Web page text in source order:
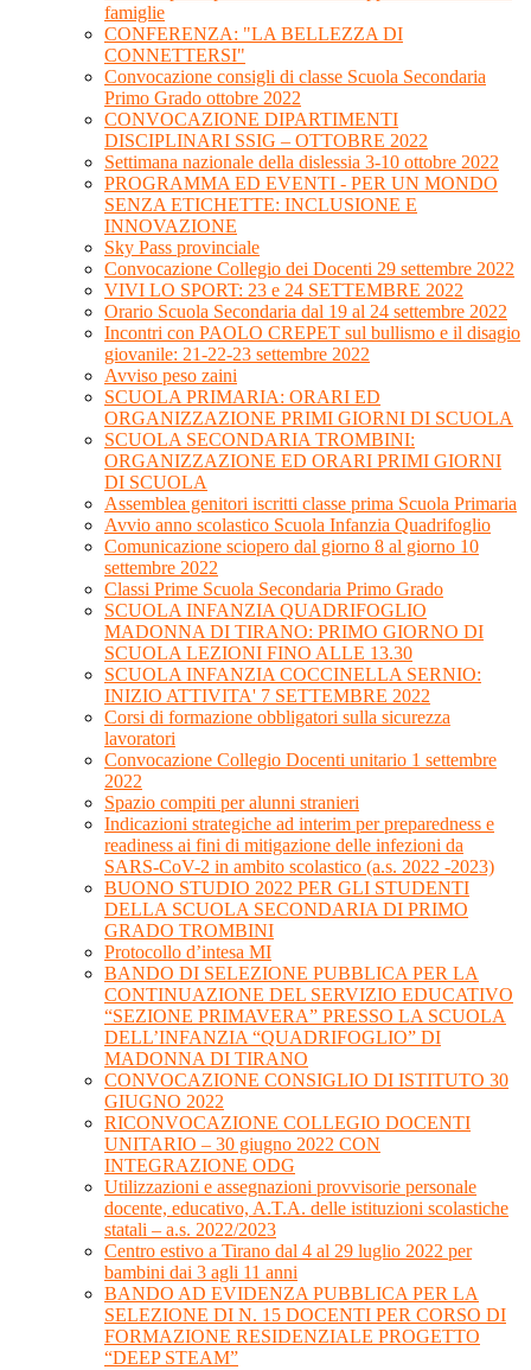
famiglie
CONFERENZA: "LA BELLEZZA DI
CONNETTERSI"
Convocazione consigli di classe Scuola Secondaria
Primo Grado ottobre 2022
CONVOCAZIONE DIPARTIMENTI
DISCIPLINARI SSIG – OTTOBRE 2022
Settimana nazionale della dislessia 3-10 ottobre 2022
PROGRAMMA ED EVENTI - PER UN MONDO
SENZA ETICHETTE: INCLUSIONE E
INNOVAZIONE
Sky Pass provinciale
Convocazione Collegio dei Docenti 29 settembre 2022
VIVI LO SPORT: 23 e 24 SETTEMBRE 2022
Orario Scuola Secondaria dal 19 al 24 settembre 2022
Incontri con PAOLO CREPET sul bullismo e il disagio
giovanile: 21-22-23 settembre 2022
Avviso peso zaini
SCUOLA PRIMARIA: ORARI ED
ORGANIZZAZIONE PRIMI GIORNI DI SCUOLA
SCUOLA SECONDARIA TROMBINI:
ORGANIZZAZIONE ED ORARI PRIMI GIORNI
DI SCUOLA
Assemblea genitori iscritti classe prima Scuola Primaria
Avvio anno scolastico Scuola Infanzia Quadrifoglio
Comunicazione sciopero dal giorno 8 al giorno 10
settembre 2022
Classi Prime Scuola Secondaria Primo Grado
SCUOLA INFANZIA QUADRIFOGLIO
MADONNA DI TIRANO: PRIMO GIORNO DI
SCUOLA LEZIONI FINO ALLE 13.30
SCUOLA INFANZIA COCCINELLA SERNIO:
INIZIO ATTIVITA' 7 SETTEMBRE 2022
Corsi di formazione obbligatori sulla sicurezza
lavoratori
Convocazione Collegio Docenti unitario 1 settembre
2022
Spazio compiti per alunni stranieri
Indicazioni strategiche ad interim per preparedness e
readiness ai fini di mitigazione delle infezioni da
SARS-CoV-2 in ambito scolastico (a.s. 2022 -2023)
BUONO STUDIO 2022 PER GLI STUDENTI
DELLA SCUOLA SECONDARIA DI PRIMO
GRADO TROMBINI
Protocollo d’intesa MI
BANDO DI SELEZIONE PUBBLICA PER LA
CONTINUAZIONE DEL SERVIZIO EDUCATIVO
“SEZIONE PRIMAVERA” PRESSO LA SCUOLA
DELL’INFANZIA “QUADRIFOGLIO” DI
MADONNA DI TIRANO
CONVOCAZIONE CONSIGLIO DI ISTITUTO 30
GIUGNO 2022
RICONVOCAZIONE COLLEGIO DOCENTI
UNITARIO – 30 giugno 2022 CON
INTEGRAZIONE ODG
Utilizzazioni e assegnazioni provvisorie personale
docente, educativo, A.T.A. delle istituzioni scolastiche
statali – a.s. 2022/2023
Centro estivo a Tirano dal 4 al 29 luglio 2022 per
bambini dai 3 agli 11 anni
BANDO AD EVIDENZA PUBBLICA PER LA
SELEZIONE DI N. 15 DOCENTI PER CORSO DI
FORMAZIONE RESIDENZIALE PROGETTO
“DEEP STEAM”